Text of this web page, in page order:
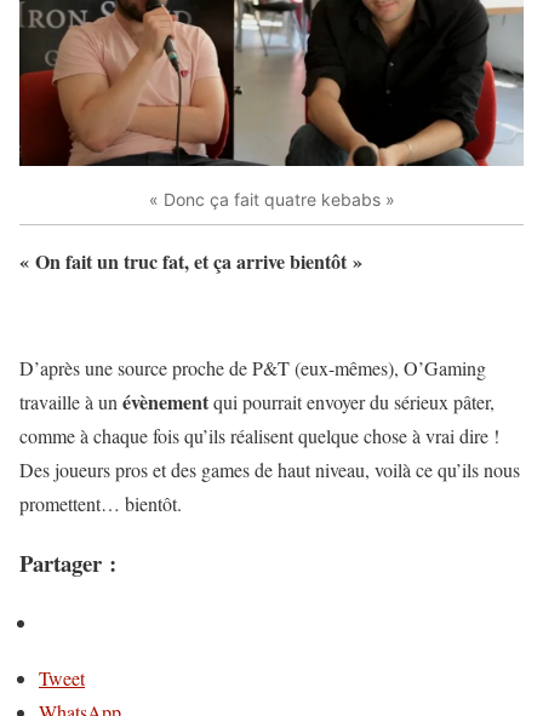
« Donc ça fait quatre kebabs »
« On fait un truc fat, et ça arrive bientôt »
D’après une source proche de P&T (eux-mêmes), O’Gaming
travaille à unévènementqui pourrait envoyer du sérieux pâter,
comme à chaque fois qu’ils réalisent quelque chose à vrai dire !
Des joueurs pros et des games de haut niveau, voilà ce qu’ils nous
promettent… bientôt.
Partager :
Tweet